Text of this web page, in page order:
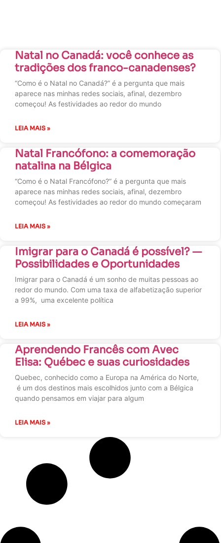
Natal no Canadá: você conhece as
tradições dos franco-canadenses?
“Como é o Natal no Canadá?” é a pergunta que mais
aparece nas minhas redes sociais, afinal, dezembro
começou! As festividades ao redor do mundo
LEIA MAIS »
Natal Francófono: a comemoração
natalina na Bélgica
“Como é o Natal Francófono?” é a pergunta que mais
aparece nas minhas redes sociais, afinal, dezembro
começou! As festividades ao redor do mundo começaram
LEIA MAIS »
Imigrar para o Canadá é possível? —
Possibilidades e Oportunidades
Imigrar para o Canadá é um sonho de muitas pessoas ao
redor do mundo. Com uma taxa de alfabetização superior
a 99%, uma excelente política
LEIA MAIS »
Aprendendo Francês com Avec
Elisa: Québec e suas curiosidades
Quebec, conhecido como a Europa na América do Norte,
é um dos destinos mais escolhidos junto com a Bélgica
quando pensamos em viajar para algum
LEIA MAIS »